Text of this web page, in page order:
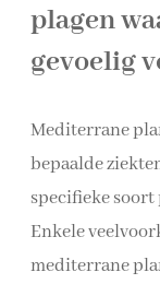
plagen
gevoelig
Mediterrane
bepaalde
specifieke
Enkele
mediterrane